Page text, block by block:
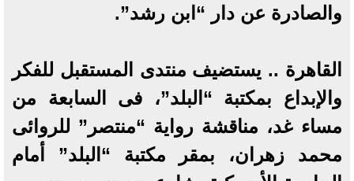
والصادرة عن دار “ابن رشد”.
القاهرة .. يستضيف منتدى المستقبل للفكر
والإبداع بمكتبة “البلد”، فى السابعة من
مساء غد، مناقشة رواية “منتصر” للروائى
محمد زهران، بمقر مكتبة “البلد” أمام